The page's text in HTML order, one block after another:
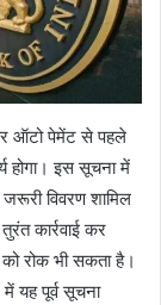
हर ऑटो पेमेंट से पहले
होगा। इस सूचना में
विवरण शामिल
कार्रवाई कर
रोक भी सकता है।
यह पूर्व सूचना